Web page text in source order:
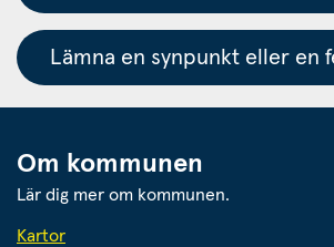
Lämna en synpunkt eller en
Om kommunen
Lär dig mer om kommunen.
Kartor